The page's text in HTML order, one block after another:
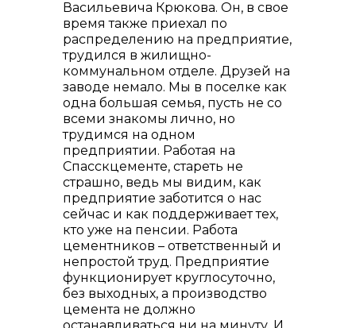
Васильевича Крюкова. Он, в свое
время также приехал по
распределению на предприятие,
трудился в жилищно-
коммунальном отделе. Друзей на
заводе немало. Мы в поселке как
одна большая семья, пусть не со
всеми знакомы лично, но
трудимся на одном
предприятии. Работая на
Спасскцементе, стареть не
страшно, ведь мы видим, как
предприятие заботится о нас
сейчас и как поддерживает тех,
кто уже на пенсии. Работа
цементников – ответственный и
непростой труд. Предприятие
функционирует круглосуточно,
без выходных, а производство
цемента не должно